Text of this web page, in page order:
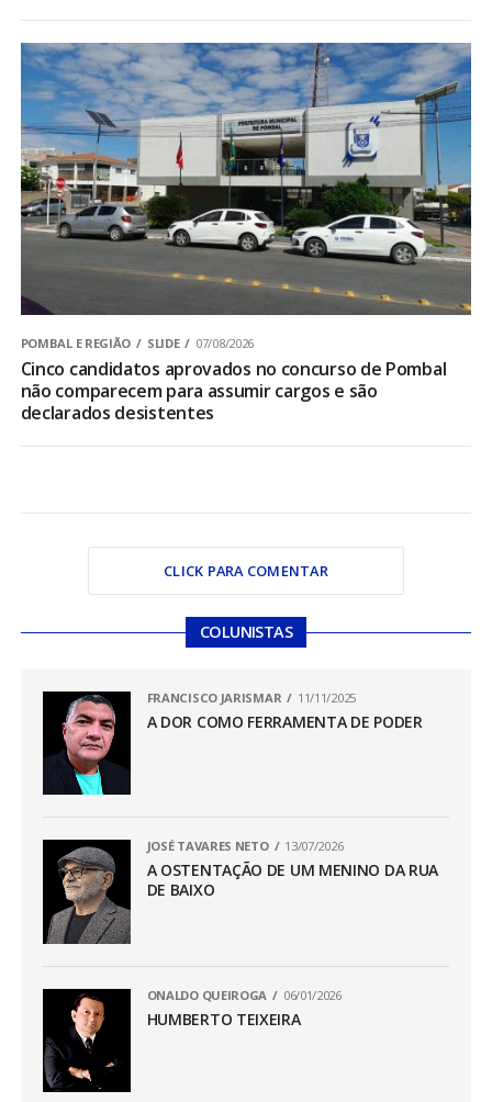
POMBAL E REGIÃO SLIDE 07/08/2026
Cinco candidatos aprovados no concurso de Pombal
não comparecem para assumir cargos e são
declarados desistentes
CLICK PARA COMENTAR
COLUNISTAS
FRANCISCO JARISMAR 11/11/2025
A DOR COMO FERRAMENTA DE PODER
JOSÉ TAVARES NETO 13/07/2026
A OSTENTAÇÃO DE UM MENINO DA RUA
DE BAIXO
ONALDO QUEIROGA 06/01/2026
HUMBERTO TEIXEIRA